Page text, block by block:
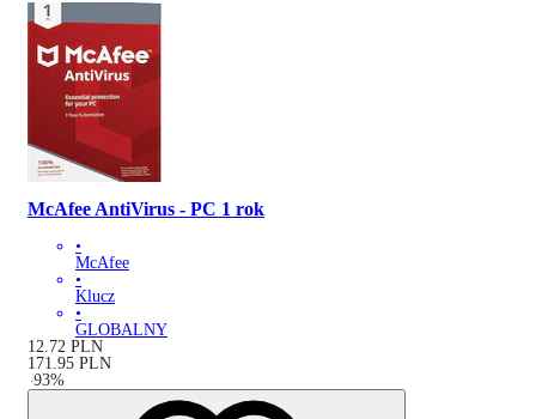
McAfee AntiVirus - PC 1 rok
•
McAfee
•
Klucz
•
GLOBALNY
12.72 PLN
171.95 PLN
-93%